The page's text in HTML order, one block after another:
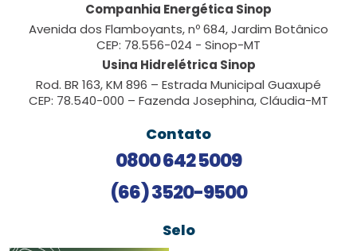
Companhia Energética Sinop
Avenida dos Flamboyants, nº 684, Jardim Botânico
CEP: 78.556-024 - Sinop-MT
Usina Hidrelétrica Sinop
Rod. BR 163, KM 896 – Estrada Municipal Guaxupé
CEP: 78.540-000 – Fazenda Josephina, Cláudia-MT
Contato
0800 642 5009
(66) 3520-9500
Selo